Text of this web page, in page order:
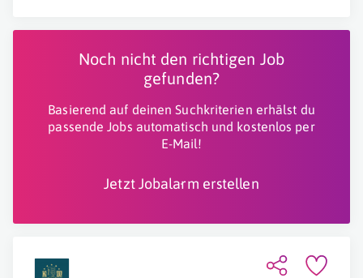
Noch nicht den richtigen Job
gefunden?
Basierend auf deinen Suchkriterien erhälst du
passende Jobs automatisch und kostenlos per
E-Mail!
Jetzt Jobalarm erstellen